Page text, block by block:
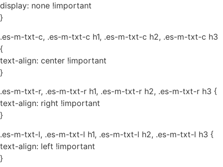
display: none !important
}
.es-m-txt-c, .es-m-txt-c h1, .es-m-txt-c h2, .es-m-txt-c h3
{
text-align: center !important
}
.es-m-txt-r, .es-m-txt-r h1, .es-m-txt-r h2, .es-m-txt-r h3 {
text-align: right !important
}
.es-m-txt-l, .es-m-txt-l h1, .es-m-txt-l h2, .es-m-txt-l h3 {
text-align: left !important
}